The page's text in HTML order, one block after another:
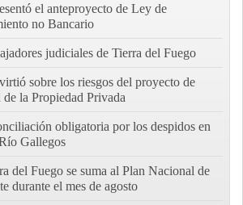
el anteproyecto de Ley de
no Bancario
judiciales de Tierra del Fuego
sobre los riesgos del proyecto de
la Propiedad Privada
obligatoria por los despidos en
Gallegos
del Fuego se suma al Plan Nacional de
durante el mes de agosto